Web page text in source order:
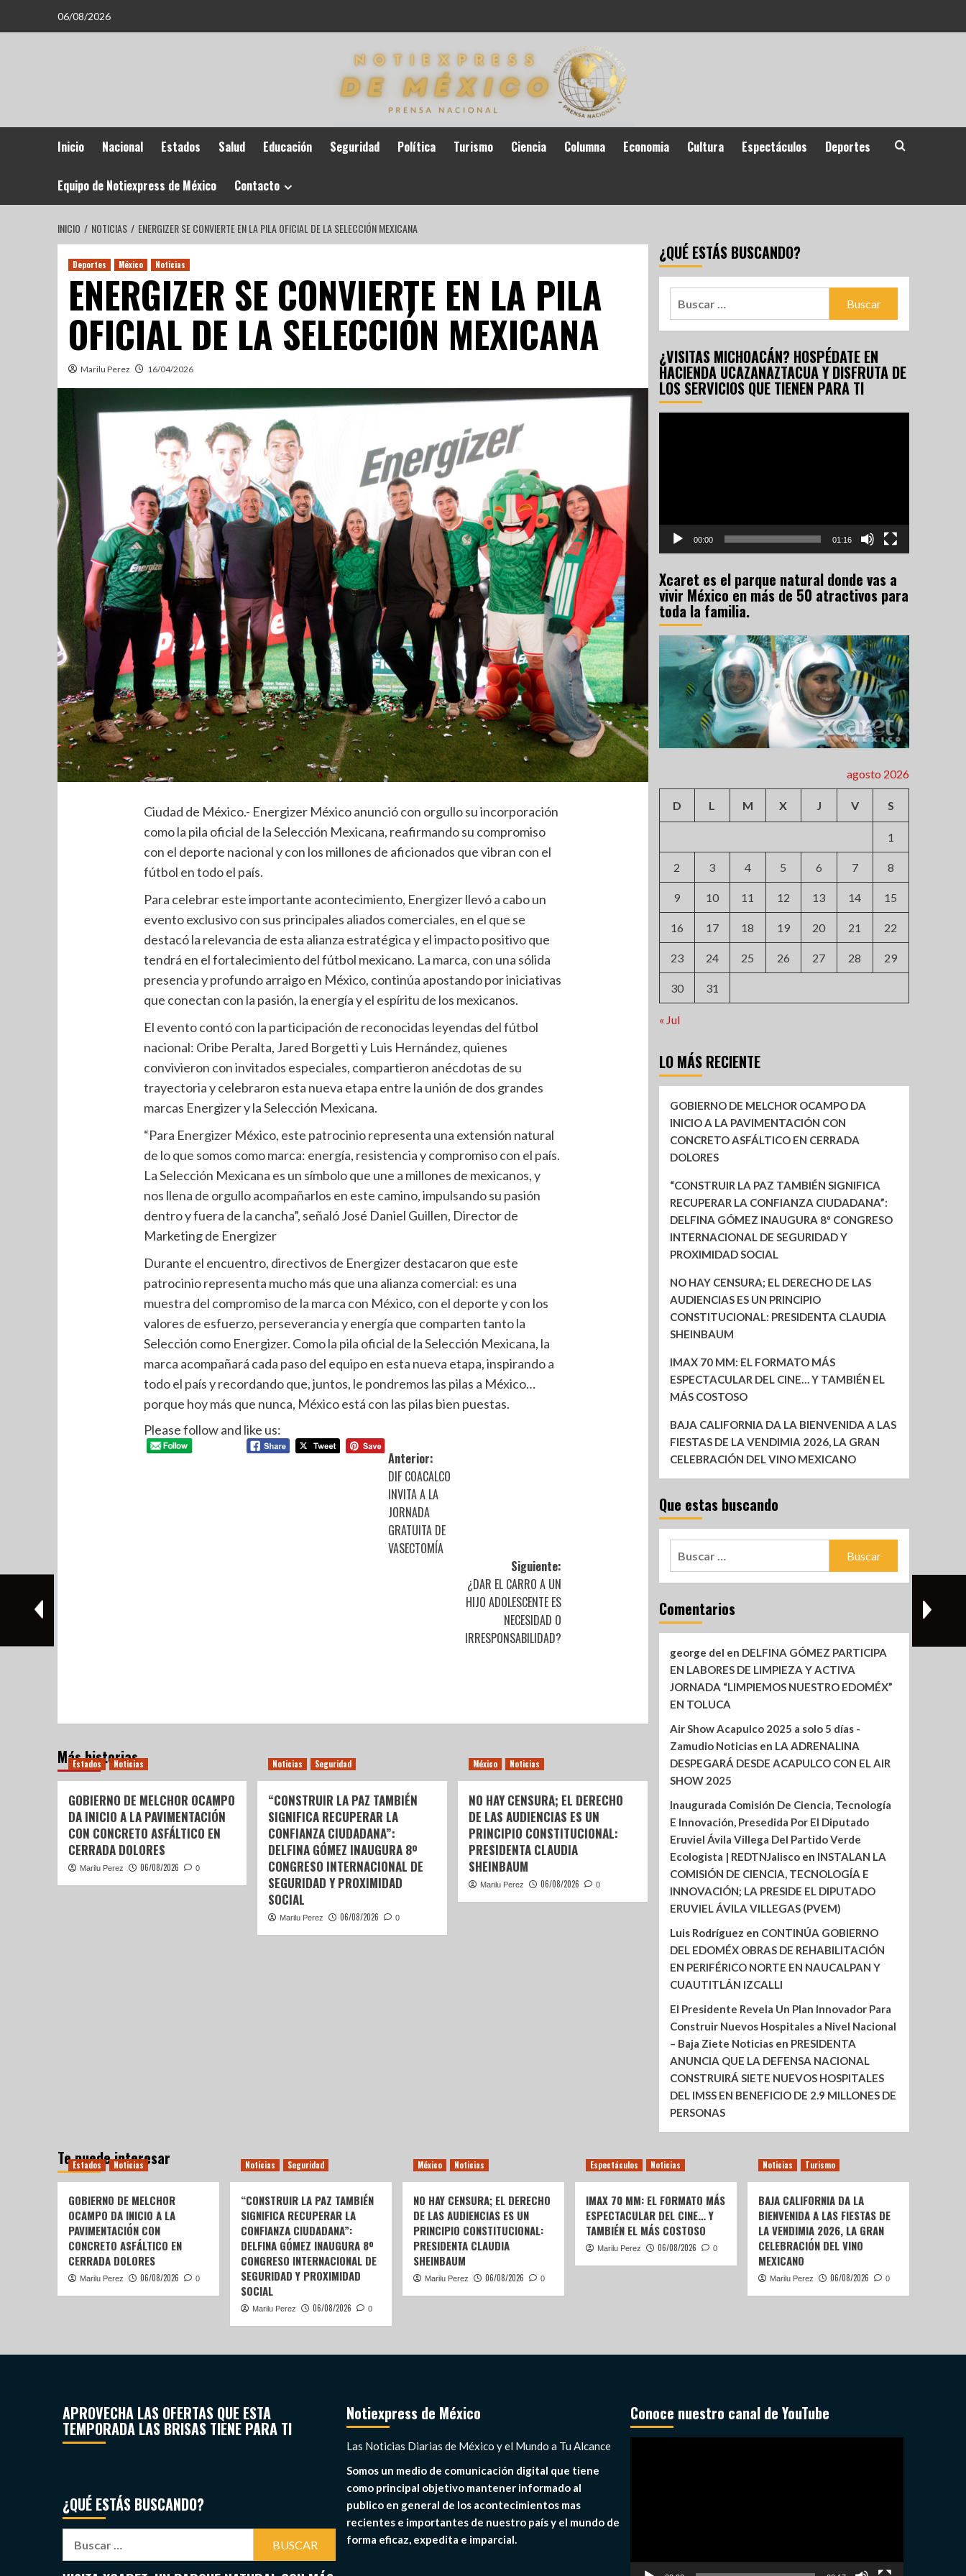
06/08/2026
Inicio Nacional Estados Salud Educación Seguridad Política Turismo Ciencia Columna Economia Cultura Espectáculos Deportes
Equipo de Notiexpress de México Contacto
INICIO NOTICIAS ENERGIZER SE CONVIERTE EN LA PILA OFICIAL DE LA SELECCIÓN MEXICANA
Deportes México Noticias
ENERGIZER SE CONVIERTE EN LA PILA
OFICIAL DE LA SELECCIÓN MEXICANA
Marilu Perez 16/04/2026
Ciudad de México.- Energizer México anunció con orgullo su incorporación
como la pila oficial de la Selección Mexicana, reafirmando su compromiso
con el deporte nacional y con los millones de aficionados que vibran con el
fútbol en todo el país.
Para celebrar este importante acontecimiento, Energizer llevó a cabo un
evento exclusivo con sus principales aliados comerciales, en el que se
destacó la relevancia de esta alianza estratégica y el impacto positivo que
tendrá en el fortalecimiento del fútbol mexicano. La marca, con una sólida
presencia y profundo arraigo en México, continúa apostando por iniciativas
que conectan con la pasión, la energía y el espíritu de los mexicanos.
El evento contó con la participación de reconocidas leyendas del fútbol
nacional: Oribe Peralta, Jared Borgetti y Luis Hernández, quienes
convivieron con invitados especiales, compartieron anécdotas de su
trayectoria y celebraron esta nueva etapa entre la unión de dos grandes
marcas Energizer y la Selección Mexicana.
“Para Energizer México, este patrocinio representa una extensión natural
de lo que somos como marca: energía, resistencia y compromiso con el país.
La Selección Mexicana es un símbolo que une a millones de mexicanos, y
nos llena de orgullo acompañarlos en este camino, impulsando su pasión
dentro y fuera de la cancha”, señaló José Daniel Guillen, Director de
Marketing de Energizer
Durante el encuentro, directivos de Energizer destacaron que este
patrocinio representa mucho más que una alianza comercial: es una
muestra del compromiso de la marca con México, con el deporte y con los
valores de esfuerzo, perseverancia y energía que comparten tanto la
Selección como Energizer. Como la pila oficial de la Selección Mexicana, la
marca acompañará cada paso del equipo en esta nueva etapa, inspirando a
todo el país y recordando que, juntos, le pondremos las pilas a México…
porque hoy más que nunca, México está con las pilas bien puestas.
Please follow and like us:
Anterior:
DIF COACALCO
INVITA A LA
JORNADA
GRATUITA DE
VASECTOMÍA
Siguiente:
¿DAR EL CARRO A UN
HIJO ADOLESCENTE ES
NECESIDAD O
IRRESPONSABILIDAD?
Más historias
Estados Noticias
GOBIERNO DE MELCHOR OCAMPO
DA INICIO A LA PAVIMENTACIÓN
CON CONCRETO ASFÁLTICO EN
CERRADA DOLORES
Marilu Perez 06/08/2026 0
Noticias Seguridad
“CONSTRUIR LA PAZ TAMBIÉN
SIGNIFICA RECUPERAR LA
CONFIANZA CIUDADANA”:
DELFINA GÓMEZ INAUGURA 8º
CONGRESO INTERNACIONAL DE
SEGURIDAD Y PROXIMIDAD
SOCIAL
Marilu Perez 06/08/2026 0
México Noticias
NO HAY CENSURA; EL DERECHO
DE LAS AUDIENCIAS ES UN
PRINCIPIO CONSTITUCIONAL:
PRESIDENTA CLAUDIA
SHEINBAUM
Marilu Perez 06/08/2026 0
¿QUÉ ESTÁS BUSCANDO?
¿VISITAS MICHOACÁN? HOSPÉDATE EN
HACIENDA UCAZANAZTACUA Y DISFRUTA DE
LOS SERVICIOS QUE TIENEN PARA TI
00:00 01:16
Xcaret es el parque natural donde vas a
vivir México en más de 50 atractivos para
toda la familia.
agosto 2026
D L M X J V S
1
2 3 4 5 6 7 8
9 10 11 12 13 14 15
16 17 18 19 20 21 22
23 24 25 26 27 28 29
30 31
« Jul
LO MÁS RECIENTE
GOBIERNO DE MELCHOR OCAMPO DA
INICIO A LA PAVIMENTACIÓN CON
CONCRETO ASFÁLTICO EN CERRADA
DOLORES
“CONSTRUIR LA PAZ TAMBIÉN SIGNIFICA
RECUPERAR LA CONFIANZA CIUDADANA”:
DELFINA GÓMEZ INAUGURA 8º CONGRESO
INTERNACIONAL DE SEGURIDAD Y
PROXIMIDAD SOCIAL
NO HAY CENSURA; EL DERECHO DE LAS
AUDIENCIAS ES UN PRINCIPIO
CONSTITUCIONAL: PRESIDENTA CLAUDIA
SHEINBAUM
IMAX 70 MM: EL FORMATO MÁS
ESPECTACULAR DEL CINE… Y TAMBIÉN EL
MÁS COSTOSO
BAJA CALIFORNIA DA LA BIENVENIDA A LAS
FIESTAS DE LA VENDIMIA 2026, LA GRAN
CELEBRACIÓN DEL VINO MEXICANO
Que estas buscando
Comentarios
george del en DELFINA GÓMEZ PARTICIPA
EN LABORES DE LIMPIEZA Y ACTIVA
JORNADA “LIMPIEMOS NUESTRO EDOMÉX”
EN TOLUCA
Air Show Acapulco 2025 a solo 5 días -
Zamudio Noticiasen LA ADRENALINA
DESPEGARÁ DESDE ACAPULCO CON EL AIR
SHOW 2025
Inaugurada Comisión De Ciencia, Tecnología
E Innovación, Presedida Por El Diputado
Eruviel Ávila Villega Del Partido Verde
Ecologista | REDTNJaliscoen INSTALAN LA
COMISIÓN DE CIENCIA, TECNOLOGÍA E
INNOVACIÓN; LA PRESIDE EL DIPUTADO
ERUVIEL ÁVILA VILLEGAS (PVEM)
Luis Rodríguez en CONTINÚA GOBIERNO
DEL EDOMÉX OBRAS DE REHABILITACIÓN
EN PERIFÉRICO NORTE EN NAUCALPAN Y
CUAUTITLÁN IZCALLI
El Presidente Revela Un Plan Innovador Para
Construir Nuevos Hospitales a Nivel Nacional
– Baja Ziete Noticiasen PRESIDENTA
ANUNCIA QUE LA DEFENSA NACIONAL
CONSTRUIRÁ SIETE NUEVOS HOSPITALES
DEL IMSS EN BENEFICIO DE 2.9 MILLONES DE
PERSONAS
Te puede interesar
Estados Noticias
GOBIERNO DE MELCHOR
OCAMPO DA INICIO A LA
PAVIMENTACIÓN CON
CONCRETO ASFÁLTICO EN
CERRADA DOLORES
Marilu Perez 06/08/2026 0
Noticias Seguridad
“CONSTRUIR LA PAZ TAMBIÉN
SIGNIFICA RECUPERAR LA
CONFIANZA CIUDADANA”:
DELFINA GÓMEZ INAUGURA 8º
CONGRESO INTERNACIONAL DE
SEGURIDAD Y PROXIMIDAD
SOCIAL
Marilu Perez 06/08/2026 0
México Noticias
NO HAY CENSURA; EL DERECHO
DE LAS AUDIENCIAS ES UN
PRINCIPIO CONSTITUCIONAL:
PRESIDENTA CLAUDIA
SHEINBAUM
Marilu Perez 06/08/2026 0
Espectáculos Noticias
IMAX 70 MM: EL FORMATO MÁS
ESPECTACULAR DEL CINE… Y
TAMBIÉN EL MÁS COSTOSO
Marilu Perez 06/08/2026 0
Noticias Turismo
BAJA CALIFORNIA DA LA
BIENVENIDA A LAS FIESTAS DE
LA VENDIMIA 2026, LA GRAN
CELEBRACIÓN DEL VINO
MEXICANO
Marilu Perez 06/08/2026 0
APROVECHA LAS OFERTAS QUE ESTA
TEMPORADA LAS BRISAS TIENE PARA TI
¿QUÉ ESTÁS BUSCANDO?
Notiexpress de México
Las Noticias Diarias de México y el Mundo a Tu Alcance
Somos un medio de comunicación digital que tiene
como principal objetivo mantener informado al
publico en general de los acontecimientos mas
recientes e importantes de nuestro país y el mundo de
forma eficaz, expedita e imparcial.
Conoce nuestro canal de YouTube